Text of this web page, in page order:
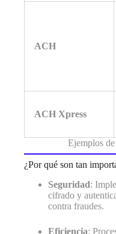
ACH
ACH Xpress
Ejemplos
¿Por qué son tan
Seguridad:
cifrado y
contra fraudes.
Eficiencia: